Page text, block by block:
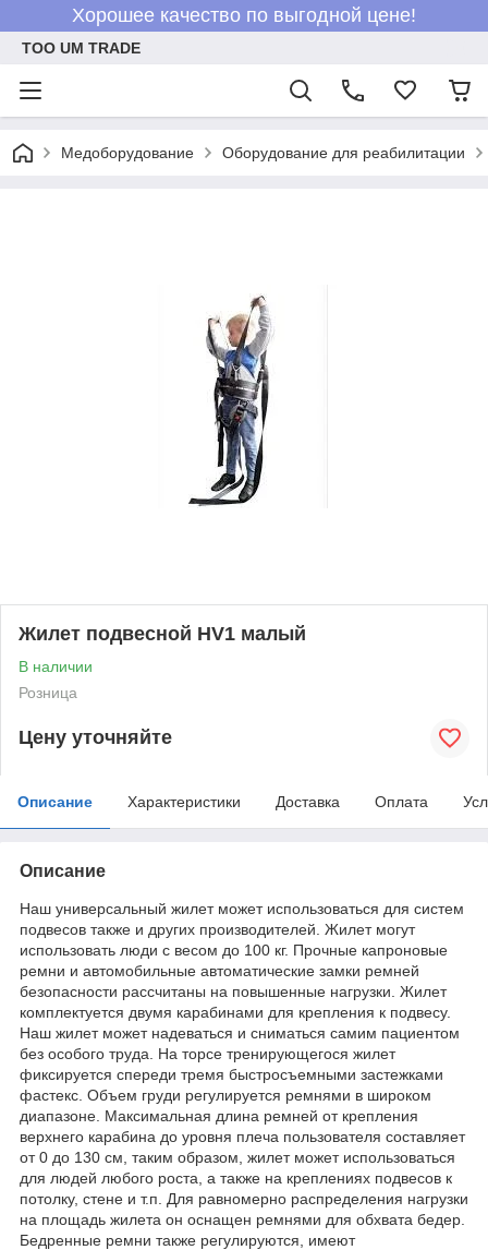
Хорошее качество по выгодной цене!
ТОО UM TRADE
Медоборудование Оборудование для реабилитации
Жилет подвесной HV1 малый
В наличии
Розница
Цену уточняйте
Описание Характеристики Доставка Оплата
Описание
Наш универсальный жилет может использоваться для систем
подвесов также и других производителей. Жилет могут
использовать люди с весом до 100 кг. Прочные капроновые
ремни и автомобильные автоматические замки ремней
безопасности рассчитаны на повышенные нагрузки. Жилет
комплектуется двумя карабинами для крепления к подвесу.
Наш жилет может надеваться и сниматься самим пациентом
без особого труда. На торсе тренирующегося жилет
фиксируется спереди тремя быстросъемными застежками
фастекс. Объем груди регулируется ремнями в широком
диапазоне. Максимальная длина ремней от крепления
верхнего карабина до уровня плеча пользователя составляет
от 0 до 130 см, таким образом, жилет может использоваться
для людей любого роста, а также на креплениях подвесов к
потолку, стене и т.п. Для равномерно распределения нагрузки
на площадь жилета он оснащен ремнями для обхвата бедер.
Бедренные ремни также регулируются, имеют